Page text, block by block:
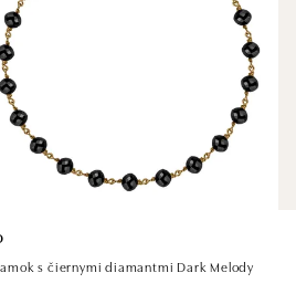
s čiernymi diamantmi Dark Melody